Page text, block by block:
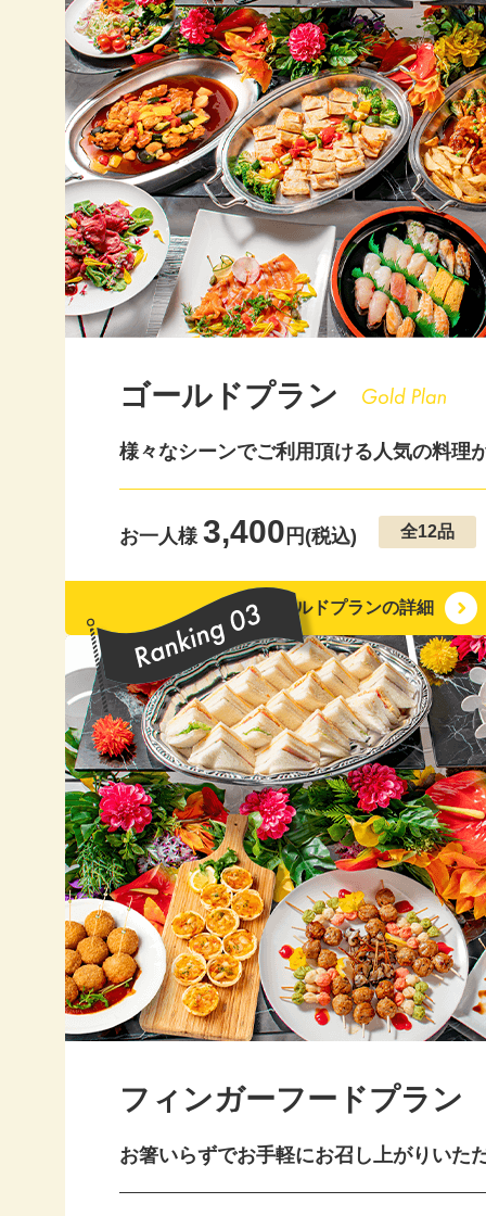
ゴールドプラン
様々なシーンでご利用頂ける人気の料理
お一人様 3,400 円(税込) 全12品
ゴールドプランの詳細
フィンガーフードプラン
お箸いらずでお手軽にお召し上がりいた